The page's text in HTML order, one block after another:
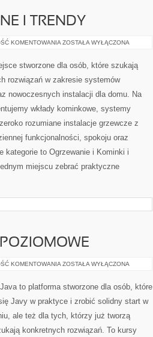
I TRENDY
KOMENTOWANIA NOWINKI
TRENDY
ZOSTAŁA WYŁĄCZONA
stworzone dla osób, które szukają
rozwiązań w zakresie systemów
nowoczesnych instalacji dla domu. Na
wkłady kominkowe, systemy
rozumiane instalacje grzewcze z
funkcjonalności, spokoju oraz
kategorie to Ogrzewanie i Kominki i
miejscu zebrać praktyczne
KOMENTOWANIA PROGRAMOWANIE
ZOSTAŁA WYŁĄCZONA
to platforma stworzone dla osób, które
Javy w praktyce i zrobić solidny start w
ale też dla tych, którzy już tworzą
konkretnych rozwiązań. To kursy